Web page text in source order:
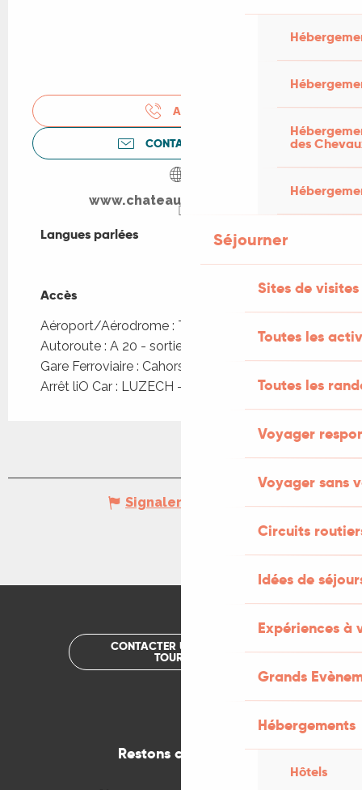
des
Séjourner
Sites de visites
Toutes les
Toutes les
Voyager
Voyager sans
Circuits
Idées de
Expériences à
Grands
Hébergements
Hôtels
APPELER
CONTACTEZ-NOUS
www.chateau-de-cayx.com
Langues parlées
Langues parlées
Accès
Accès
Aéroport/Aérodrome : Toulouse à 131km
Autoroute : A 20 - sortie 58 à 33km
Gare Ferroviaire : Cahors à 19km
Arrêt liO Car : LUZECH - Bourg à 3km
Signaler une erreur
CONTACTER UN OFFICE DE
TOURISME
Restons connectés